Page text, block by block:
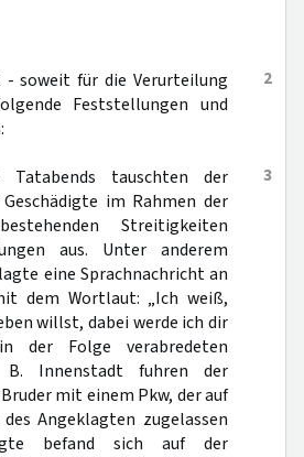
2
- soweit für die Verurteilung
Feststellungen und
3
tauschten der
im Rahmen der
Streitigkeiten
aus. Unter anderem
eine Sprachnachricht an
dem Wortlaut: „Ich weiß,
willst, dabei werde ich dir
der Folge verabredeten
Innenstadt fuhren der
mit einem Pkw, der auf
Angeklagten zugelassen
befand sich auf der